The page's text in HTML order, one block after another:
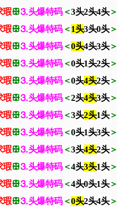
瑕ꕥ⒊头爆特码＜3头2头4头＞
瑕ꕥ⒊头爆特码＜1头3头0头＞
瑕ꕥ⒊头爆特码＜0头4头3头＞
瑕ꕥ⒊头爆特码＜0头1头2头＞
瑕ꕥ⒊头爆特码＜0头4头2头＞
瑕ꕥ⒊头爆特码＜2头4头3头＞
瑕ꕥ⒊头爆特码＜3头2头1头＞
瑕ꕥ⒊头爆特码＜0头1头3头＞
瑕ꕥ⒊头爆特码＜3头4头2头＞
瑕ꕥ⒊头爆特码＜4头3头1头＞
瑕ꕥ⒊头爆特码＜4头0头1头＞
瑕ꕥ⒊头爆特码＜0头2头4头＞